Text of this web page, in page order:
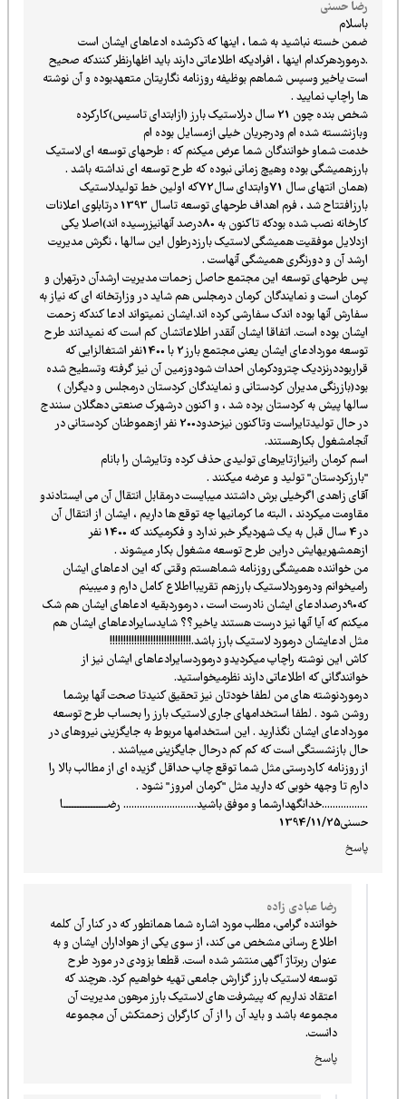
رضا حسنی
ضمن خسته نباشید به شما ، اینها که ذکرشده ادعاهای ایشان است
.درموردهرکدام اینها ، افرادیکه اطلاعاتی دارند باید اظهارنظر کنندکه صحیح
است یاخیر وسپس شماهم بوظیفه روزنامه نگاریتان متعهدبوده و آن نوشته
ها راچاپ نمایید .
شخص بنده چون 21 سال درلاستیک بارز (ازابتدای تاسیس)کارکرده
وبازنشسته شده ام ودرجریان خیلی ازمسایل بوده ام
خدمت شماو خوانندگان شما عرض میکنم که : طرحهای توسعه ای لاستیک
بارزهمیشگی بوده وهیچ زمانی نبوده که طرح توسعه ای نداشته باشد .
(همان انتهای سال 71وابتدای سال72که اولین خط تولیدلاستیک
بارزافتتاح شد ، فرم اهداف طرحهای توسعه تاسال 1393 درتابلوی اعلانات
کارخانه نصب شده بودکه تاکنون به 80درصد آنهانیزرسیده اند)اصلا یکی
ازدلایل موفقیت همیشگی لاستیک بارزدرطول این سالها ، نگرش مدیریت
ارشد آن و دورنگری همیشگی آنهاست .
پس طرحهای توسعه این مجتمع حاصل زحمات مدیریت ارشدآن درتهران و
کرمان است و نمایندگان کرمان درمجلس هم شاید در وزارتخانه ای که نیاز به
سفارش آنها بوده اندک سفارشی کرده اند.ایشان نمیتواند ادعا کندکه زحمت
ایشان بوده است. اتفاقا ایشان آنقدر اطلاعاتشان کم است که نمیدانند طرح
توسعه موردادعای ایشان یعنی مجتمع بارز2 با 1400نفر اشتغالزایی که
قراربوددرنزدیک چترودکرمان احداث شودوزمین آن نیز گرفته وتسطیح شده
بود(بازرنگی مدیران کردستانی و نمایندگان کردستان درمجلس و دیگران )
سالها پیش به کردستان برده شد ، و اکنون درشهرک صنعتی دهگلان سنندج
در حال تولیدتایراست وتاکنون نیزحدود200 نفر ازهموطنان کردستانی در
آنجامشغول بکارهستند.
اسم کرمان رانیزازتایرهای تولیدی حذف کرده وتایرشان را بانام
"بارزکردستان" تولید و عرضه میکنند .
آقای زاهدی اگرخیلی برش داشتند میبایست درمقابل انتقال آن می ایستادندو
مقاومت میکردند ، البته ما کرمانیها چه توقع ها داریم ، ایشان از انتقال آن
در4 سال قبل به یک شهردیگر خبر ندارد و فکرمیکند که 1400 نفر
ازهمشهریهایش دراین طرح توسعه مشغول بکار میشوند .
من خواننده همیشگی روزنامه شماهستم وقتی که این ادعاهای ایشان
رامیخوانم ودرموردلاستیک بارزهم تقریبااطلاع کامل دارم و میبینم
که90درصدادعای ایشان نادرست است ، درموردبقیه ادعاهای ایشان هم شک
میکنم که آیا آنها نیز درست هستند یاخیر؟؟ شایدسایرادعاهای ایشان هم
مثل ادعایشان درمورد لاستیک بارز باشد.!!!!!!!!!!!!!!!!!!!!!!!!!!!!!!
کاش این نوشته راچاپ میکردیدو درموردسایرادعاهای ایشان نیز از
خوانندگانی که اطلاعاتی دارند نظرمیخواستید.
درموردنوشته های من لطفا خودتان نیز تحقیق کنیدتا صحت آنها برشما
روشن شود . لطفا استخدامهای جاری لاستیک بارز را بحساب طرح توسعه
موردادعای ایشان نگذارید . این استخدامها مربوط به جایگزینی نیروهای در
حال بازنشستگی است که کم کم درحال جایگزینی میباشند .
از روزنامه کاردرستی مثل شما توقع چاپ حداقل گزیده ای از مطالب بالا را
دارم تا وجهه خوبی که دارید مثل "کرمان امروز" نشود .
.................خدانگهدارشما و موفق باشید........................... رضــــــــــــــــا
رضا عبادی زاده
خواننده گرامی، مطلب مورد اشاره شما همانطور که در کنار آن کلمه
اطلاع رسانی مشخص می کند، از سوی یکی از هواداران ایشان و به
عنوان ربرتاژ آگهی منتشر شده است. قطعا بزودی در مورد طرح
توسعه لاستیک بارز گزارش جامعی تهیه خواهیم کرد. هرچند که
اعتقاد نداریم که پیشرفت های لاستیک بارز مرهون مدیریت آن
مجموعه باشد و باید آن را از آن کارگران زحمتکش آن مجموعه
دانست.